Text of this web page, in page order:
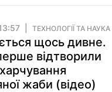
ТЕХНОЛОГІЇ ТА НАУКА
щось дивне.
відтворили
жаби (відео)